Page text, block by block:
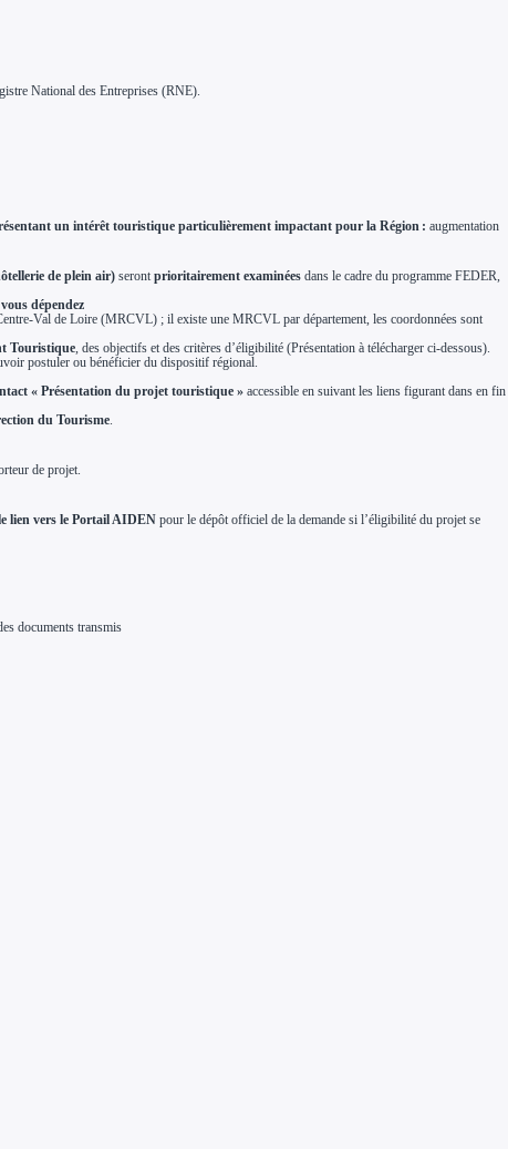
National des Entreprises (RNE).
un intérêt touristique particulièrement impactant pour la Région : augmentation
de plein air) seront prioritairement examinées dans le cadre du programme FEDER,
dépendez
Val de Loire (MRCVL) ; il existe une MRCVL par département, les coordonnées sont
Touristique , des objectifs et des critères d’éligibilité (Présentation à télécharger ci-dessous).
postuler ou bénéficier du dispositif régional.
« Présentation du projet touristique » accessible en suivant les liens figurant dans en fin
du Tourisme
de projet.
lien vers le Portail AIDEN pour le dépôt officiel de la demande si l’éligibilité du projet se
documents transmis